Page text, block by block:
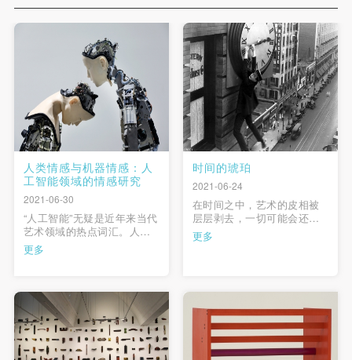
人类情感与机器情感：人
工智能领域的情感研究
2021-06-30
“人工智能”无疑是近年来当代
艺术领域的热点词汇。人工
智能的意识、直觉、情感问
题尤其引起了艺术家们的注
工智能是否拥有人类的情感
特征？人工智能的情感是否
等同于人类一贯定义的情
感？本文试图走出人类中心
主义的观 …
更多
时间的琥珀
2021-06-24
在时间之中，艺术的皮相被
层层剥去，一切可能会还原
为本质。就如同福克纳在
《喧哗与骚动》中所言：“不
触碰成为了艺术家“重构”这一
命题的内驱力：即使人们时
刻感受 …
更多